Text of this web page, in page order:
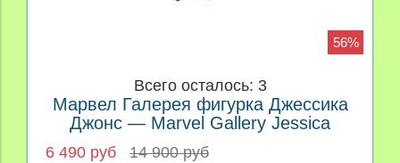
56%
Всего осталось: 3
Марвел Галерея фигурка Джессика
Джонс — Marvel Gallery Jessica
Jones
6 490 руб 14 900 руб